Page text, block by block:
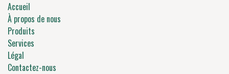
Accueil
À propos de nous
Produits
Services
Légal
Contactez-nous